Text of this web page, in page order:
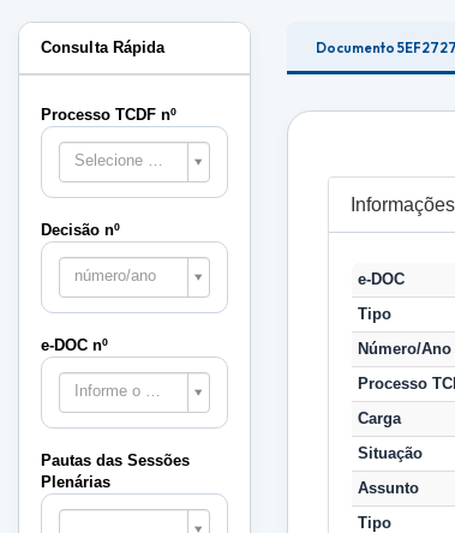
Consulta Rápida
Processo TCDF nº
Selecione o processo
Decisão nº
número/ano
e-DOC nº
Informe o e-DOC
Pautas das Sessões
Plenárias
Pautas
Documento
e-DOC
Tipo
Número/Ano
Processo
Carga
Situação
Assunto
Tipo